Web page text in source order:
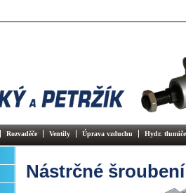
Rozvaděče Ventily Úprava vzduchu Hydr.
Nástrčné